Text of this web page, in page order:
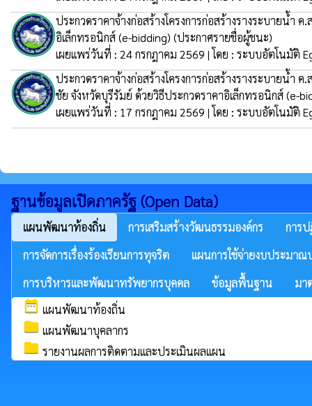
ประกวดราคาจ้างก่อสร้างโครงการก่อสร้างรางระบายน้
อิเล็กทรอนิกส์ (e-bidding) (ประกาศรายชื่อผู้ชนะ)
เผยแพร่วันที่ : 24 กรกฎาคม 2569 | โดย : ระบบอัตโนมัติ
ประกวดราคาจ้างก่อสร้างโครงการก่อสร้างรางระบายน้
ชัย จังหวัดบุรีรัมย์ ด้วยวิธีประกวดราคาอิเล็กทรอนิกส์ (e-
เผยแพร่วันที่ : 17 กรกฎาคม 2569 | โดย : ระบบอัตโนมัติ
ฐานข้อมูลเปิดภาครัฐ (Open Data)
แผนพัฒนาท้องถิ่น การเสริมสร้างวัฒนธรรมองค์กร
การ
การจัดการเรื่องร้องเรียนการทุจริต
แผนการใช้จ่ายงบประมาณ
การบริหารและพัฒนาทรัพยากรบุคคล
ข้อมูลพื้นฐาน มา
date_range แผนพัฒนาท้องถิ่น
folder แผนพัฒนาบุคลากร
folder รายงานผลการติดตามและประเมินผลแผน